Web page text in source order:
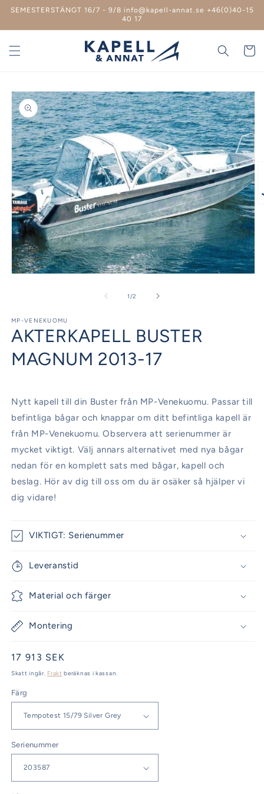
vidare
innehåll
SEMESTERSTÄNGT 16/7 - 9/8 info@kapell-annat.se +46(0)40-15
40 17
vidare till
1/av
2
MP-VENEKUOMU
AKTERKAPELL BUSTER
MAGNUM 2013-17
Nytt kapell till din Buster från MP-Venekuomu. Passar till
befintliga bågar och knappar om ditt befintliga kapell är
från MP-Venekuomu. Observera att serienummer är
mycket viktigt. Välj annars alternativet med nya bågar
nedan för en komplett sats med bågar, kapell och
beslag. Hör av dig till oss om du är osäker så hjälper vi
dig vidare!
VIKTIGT: Serienummer
Leveranstid
Material och färger
Montering
Ordinarie
pris
17 913 SEK
Skatt ingår. Frakt beräknas i kassan.
Färg
Serienummer